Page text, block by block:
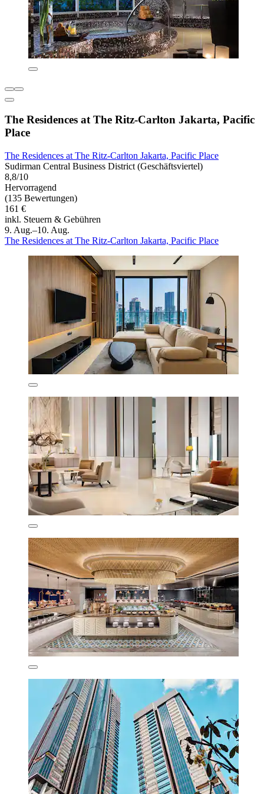
The Residences at The Ritz-Carlton Jakarta, Pacific
Place
The Residences at The Ritz-Carlton Jakarta, Pacific Place
Sudirman Central Business District (Geschäftsviertel)
8,8/10
Hervorragend
(135 Bewertungen)
161 €
inkl. Steuern & Gebühren
9. Aug.–10. Aug.
The Residences at The Ritz-Carlton Jakarta, Pacific Place